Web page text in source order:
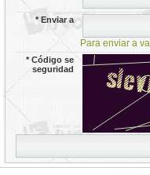
*Enviar a
Para enviar a
*Código se
seguridad